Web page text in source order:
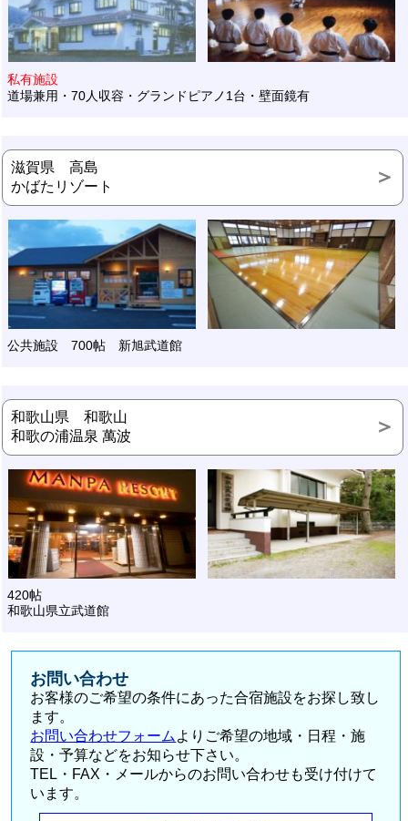
私有施設
道場兼用・70人収容・グランドピアノ1台・壁面鏡有
滋賀県 高島
かばたリゾート
公共施設 700帖 新旭武道館
和歌山県 和歌山
和歌の浦温泉 萬波
420帖
和歌山県立武道館
お問い合わせ
お客様のご希望の条件にあった合宿施設をお探し致し
ます。
お問い合わせフォーム よりご希望の地域・日程・施
設・予算などをお知らせ下さい。
TEL・FAX・メールからのお問い合わせも受け付けて
います。